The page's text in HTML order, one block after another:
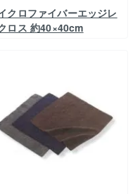
クロファイバーエッジレ
ロス 約40×40cm